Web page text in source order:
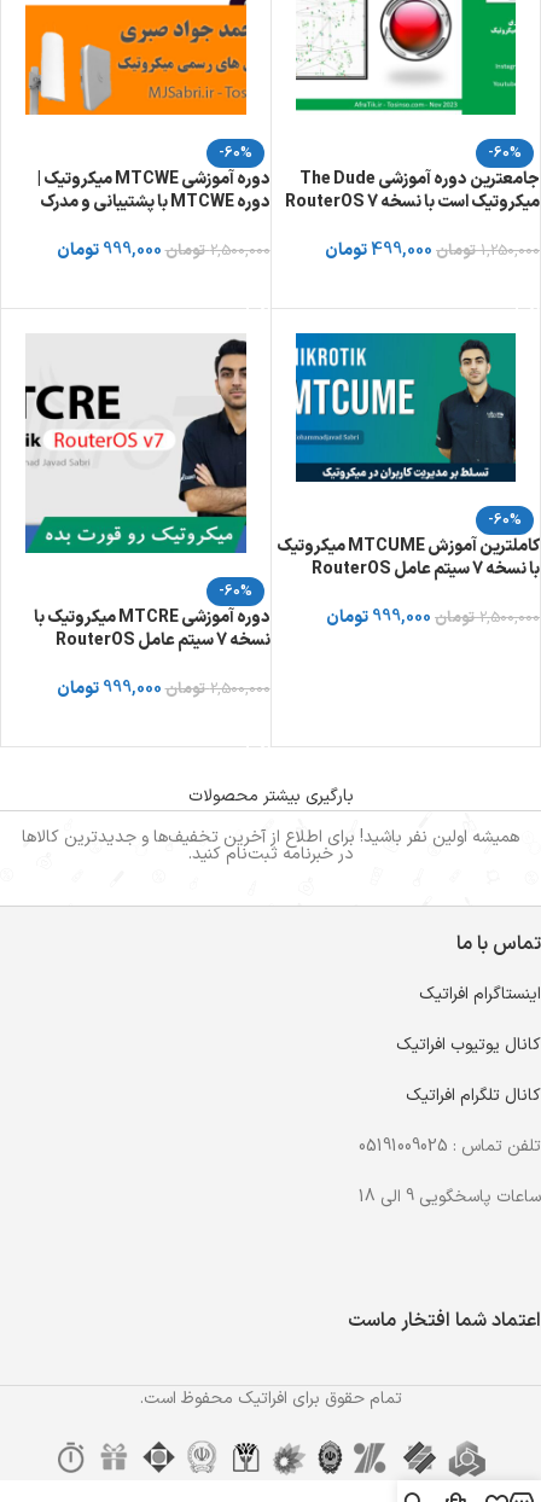
-60%
جامعترین دوره آموزشی The Dude
میکروتیک است با نسخه 7 RouterOS
1,250,000 تومان 499,000تومان
-60%
دوره آموزشی MTCWE میکروتیک |
دوره MTCWE با پشتیبانی و مدرک
2,500,000 تومان999,000 تومان
-60%
کاملترین آموزش MTCUME میکروتیک
با نسخه 7 سیتم عامل RouterOS
2,500,000 تومان 999,000تومان
-60%
دوره آموزشی MTCRE میکروتیک با
نسخه 7 سیتم عامل RouterOS
2,500,000 تومان999,000 تومان
بارگیری بیشتر محصولات
همیشه اولین نفر باشید! برای اطلاع از آخرین تخفیف‌ها و جدیدترین کالاها
در خبرنامه ثبت‌نام کنید.
تماس با ما
اینستاگرام افراتیک
کانال یوتیوب افراتیک
کانال تلگرام افراتیک
تلفن تماس : 05191009025
ساعات پاسخگویی 9 الی 18
اعتماد شما افتخار ماست
تمام حقوق برای افراتیک محفوظ است.